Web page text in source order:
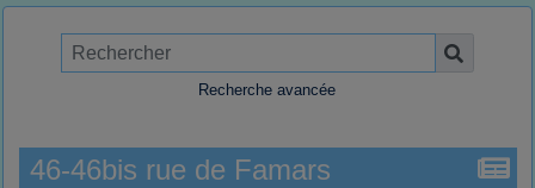
Recherche avancée
46-46bis rue de Famars